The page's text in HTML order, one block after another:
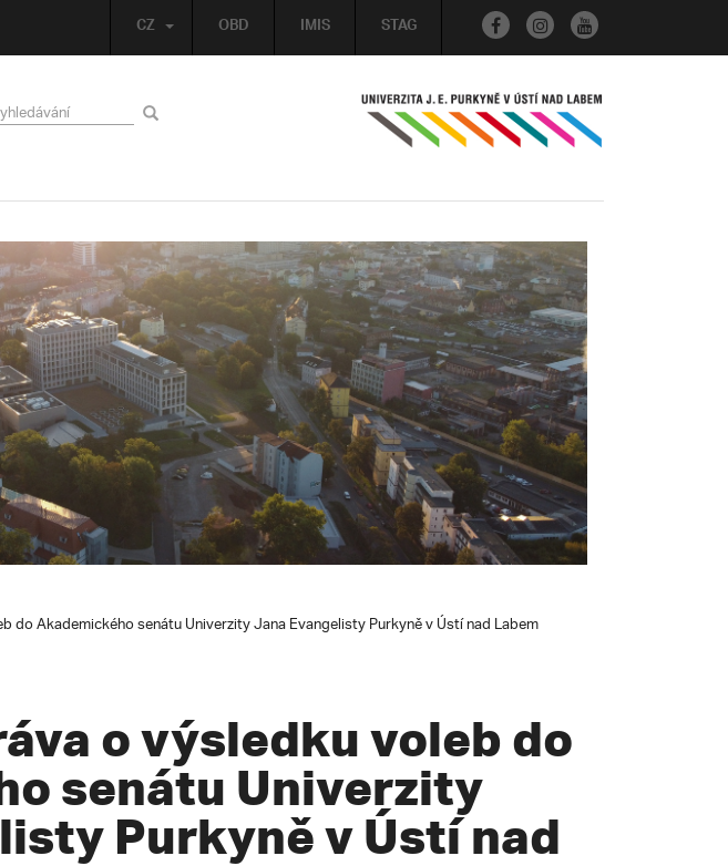
OBD IMIS STAG
CZ
do Akademického senátu Univerzity Jana Evangelisty Purkyně v Ústí nad Labem
o výsledku voleb do
senátu Univerzity
Purkyně v Ústí nad